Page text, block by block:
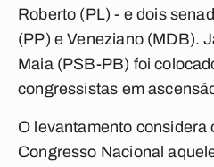
Roberto (PL) - e dois
(PP) e Veneziano (MDB).
Maia (PSB-PB) foi
congressistas em
O levantamento considera
Congresso Nacional